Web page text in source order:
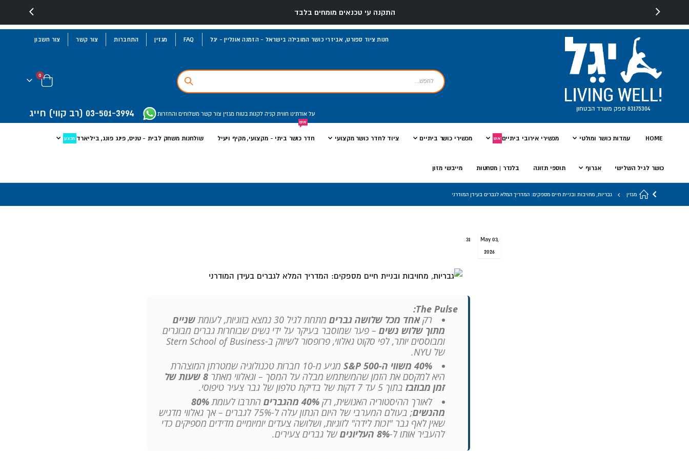
התקנה עי טכנאים מומחים בלבד
חנות ציוד ספורט, אביזרי כושר המובילה בישראל - הזמנה אונליין - יגל FAQ מגזין התחברות צור קשר צור חשבון
83175304 ספק משרד הבטחון 03-501-3994 (רב קווי) חייג על אודתינו חווית קניה לקנות בטוח מגזין צור קשר משלוחים והחזרות
Cart
0פריטים
HOME עמדות כושר ומולטי מכשירי אירובי ביתיים אש מכשירי כושר ביתיים ציוד לחדר כושר מקצועי חדר כושר ביתי - מקצועי, מקיף ויעיל
אש
שולחנות משחק לבית - טניס, פינג פונג, ביליארד מבצע
כושר לגיל השלישי אגרוף תוספי תזונה בלנדר | מסחטות מייבשי מזון
מגזין גבריות, מחויבות ובניית חיים מספקים: המדריך המלא לגברים בעידן המודרני
May 03,
2026
31
The Pulse:
רקאחד מכל שלושה גברים מתחת לגיל 30 נמצא בזוגיות, לעומת
שניים
מתוך שלוש נשים – פער שמוסבר בעיקר על ידי נשים שבוחרות גברים מבוגרים
ומבוססים יותר, לפי סקוט גאלווי, פרופסור לשיווק ב-Stern School of Business
של NYU.
40% משווי ה-S&P 500
מגיע מ-10 חברות טכנולוגיה שמטרתן המוצהרת
היא למקסם את הזמן שהמשתמש מבלה על המסך – וגאלווי מאתר
8 שעות של
זמן מבוזבז בתוך 5 עד 7 דקות של בדיקת טלפון של גבר צעיר טיפוסי.
לאורך ההיסטוריה האנושית, רק40% מהגברים התרבו לעומת80%
מהנשים
; בעולם המערבי של היום הנתון עלה ל-75% לגברים – אך גאלווי מדגיש
שאין לאף גבר "זכות לידה" לזוגיות, ושלושה צעדים יומיומיים מדידים מספיקים כדי
להעביר אותו ל-8% העליונים של גברים צעירים.